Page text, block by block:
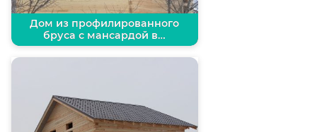
Дом из профилированного
бруса с мансардой в…